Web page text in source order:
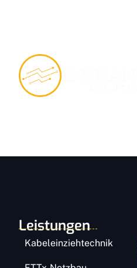
Leistungen
Kabeleinziehtechnik